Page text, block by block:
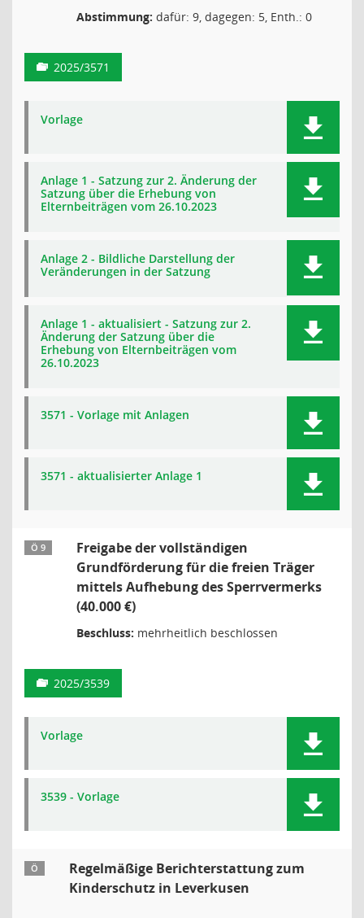
Abstimmung: dafür: 9, dagegen: 5, Enth.: 0
2025/3571
Vorlage
Anlage 1 - Satzung zur 2. Änderung der
Satzung über die Erhebung von
Elternbeiträgen vom 26.10.2023
Anlage 2 - Bildliche Darstellung der
Veränderungen in der Satzung
Anlage 1 - aktualisiert - Satzung zur 2.
Änderung der Satzung über die
Erhebung von Elternbeiträgen vom
26.10.2023
3571 - Vorlage mit Anlagen
3571 - aktualisierter Anlage 1
Ö 9
Freigabe der vollständigen
Grundförderung für die freien Träger
mittels Aufhebung des Sperrvermerks
(40.000 €)
Beschluss: mehrheitlich beschlossen
2025/3539
Vorlage
3539 - Vorlage
Ö
Regelmäßige Berichterstattung zum
Kinderschutz in Leverkusen